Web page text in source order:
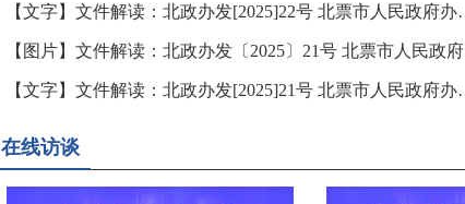
【文字】文件解读：北政办发[2025]22号 北票市人民政府办公室关于印发《北票市消防工作职责分工》的通知
【图片】文件解读：北政办发〔2025〕21号 北票市人民政府办公室关于印发《北票市 乡镇（街道）消防安全工作管理办法（试行）的通知
【文字】文件解读：北政办发[2025]21号 北票市人民政府办公室关于印发《北票市 乡镇（街道）消防安全工作管理办法（试行）的通知
在线访谈